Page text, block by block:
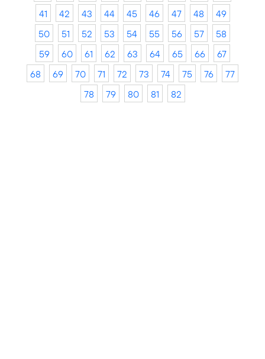
41
42 43 44 45 46 47 48
49
50
51 52 53 54 55 56 57
58
59
60 61 62 63 64 65 66
67
68
69 70 71 72 73 74 75 76
77
78
79 80 81 82